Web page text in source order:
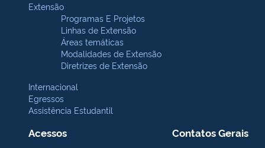
Extensão
Programas E Projetos
Linhas de Extensão
Áreas temáticas
Modalidades de Extensão
Diretrizes de Extensão
Internacional
Egressos
Assistência Estudantil
Acessos Contatos Gerais